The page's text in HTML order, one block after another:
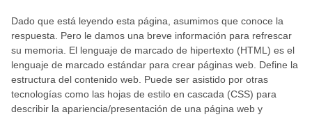
Dado que está leyendo esta página, asumimos que conoce la
respuesta. Pero le damos una breve información para refrescar
su memoria. El lenguaje de marcado de hipertexto (HTML) es el
lenguaje de marcado estándar para crear páginas web. Define la
estructura del contenido web. Puede ser asistido por otras
tecnologías como las hojas de estilo en cascada (CSS) para
describir la apariencia/presentación de una página web y